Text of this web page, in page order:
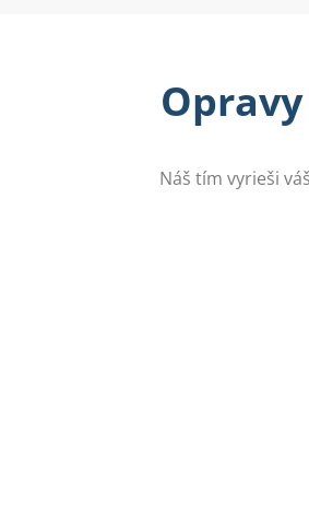
Náš tím vyrieši